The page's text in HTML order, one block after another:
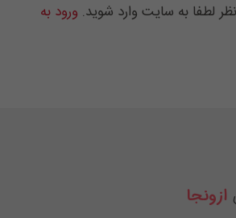
لطفا به سایت وارد شوید. ورود به
ازونجا